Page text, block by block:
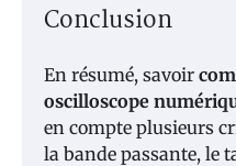
Conclusion
En résumé, savoir
oscilloscope
en compte plusieurs
la bande passante, le